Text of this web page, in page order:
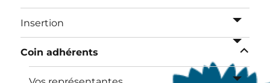
menu
le
sous-
menu
Insertion
ouvrir
le
sous-
menu
Coin adhérents
ouvrir
sous-
ouvrir